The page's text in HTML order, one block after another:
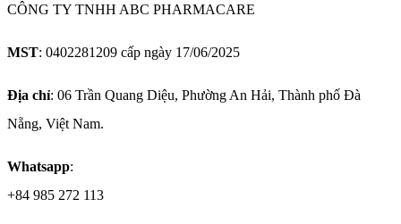
CÔNG TY TNHH ABC PHARMACARE
MST: 0402281209 cấp ngày 17/06/2025
Địa chỉ: 06 Trần Quang Diệu, Phường An Hải, Thành phố Đà
Nẵng, Việt Nam.
Whatsapp:
+84 985 272 113